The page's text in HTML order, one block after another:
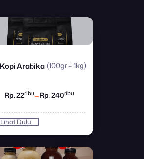
Kopi Arabika(100gr – 1kg)
Rp. 22ribu–Rp. 240ribu
Lihat Dulu